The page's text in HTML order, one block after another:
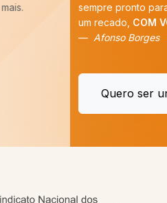
nossos interesses. E tenho
SEREMOS MAIS!”